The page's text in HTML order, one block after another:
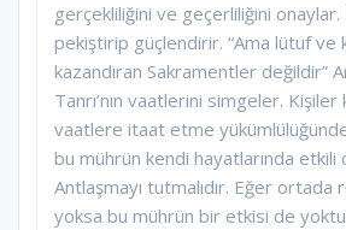
gerçekliliğini ve geçerliliğini
pekiştirip güçlendirir. “Ama lütuf ve
kazandıran Sakramentler değildir”
Tanrı’nın vaatlerini simgeler.
vaatlere itaat etme
bu mührün kendi hayatlarında etkili
Antlaşmayı tutmalıdır. Eğer ortada
yoksa bu mührün bir etkisi de